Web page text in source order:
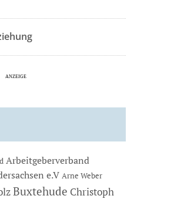
Arbeitgeberverband
e.V Arne Weber
Buxtehude Christoph